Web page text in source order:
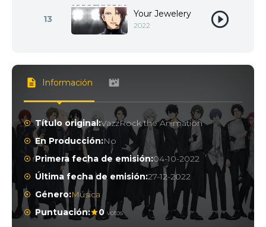
13 Your Jewelery
2022
Información
Título original:VazzRock the Animation
En Producción:No
Primera fecha de emisión:04-10-2022
Última fecha de emisión:27-12-2022
Género:Música
Puntuación:
0 votos